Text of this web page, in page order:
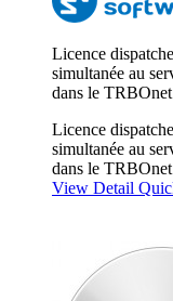
Licence
simultanée au
dans le
Licence
simultanée au
dans le
View Detail